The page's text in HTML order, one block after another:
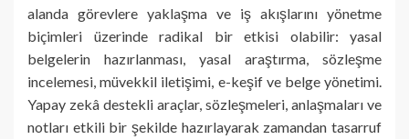
alanda görevlere yaklaşma ve iş akışlarını yönetme
biçimleri üzerinde radikal bir etkisi olabilir: yasal
belgelerin hazırlanması, yasal araştırma, sözleşme
incelemesi, müvekkil iletişimi, e-keşif ve belge yönetimi.
Yapay zekâ destekli araçlar, sözleşmeleri, anlaşmaları ve
notları etkili bir şekilde hazırlayarak zamandan tasarruf